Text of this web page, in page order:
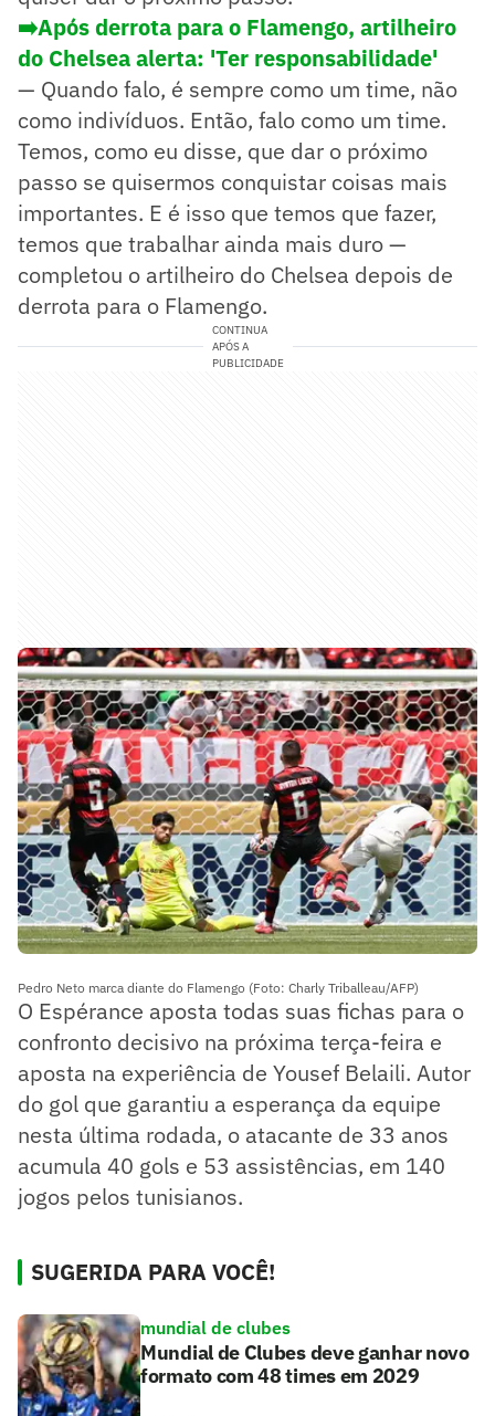
➡️Após derrota para o Flamengo, artilheiro
do Chelsea alerta: 'Ter responsabilidade'
— Quando falo, é sempre como um time, não
como indivíduos. Então, falo como um time.
Temos, como eu disse, que dar o próximo
passo se quisermos conquistar coisas mais
importantes. E é isso que temos que fazer,
temos que trabalhar ainda mais duro —
completou o artilheiro do Chelsea depois de
derrota para o Flamengo.
CONTINUA
APÓS A
PUBLICIDADE
Pedro Neto marca diante do Flamengo (Foto: Charly Triballeau/AFP)
O Espérance aposta todas suas fichas para o
confronto decisivo na próxima terça-feira e
aposta na experiência de Yousef Belaili. Autor
do gol que garantiu a esperança da equipe
nesta última rodada, o atacante de 33 anos
acumula 40 gols e 53 assistências, em 140
jogos pelos tunisianos.
SUGERIDA PARA VOCÊ!
mundial de clubes
Mundial de Clubes deve ganhar novo
formato com 48 times em 2029